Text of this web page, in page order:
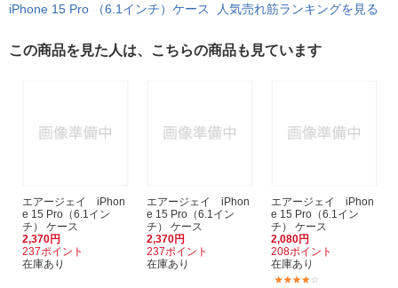
iPhone 15 Pro （6.1インチ）ケース 人気売れ筋ランキングを見る
この商品を見た人は、こちらの商品も見ています
エアージェイ iPhon
e 15 Pro（6.1イン
チ） ケース
2,370円
237ポイント
在庫あり
エアージェイ iPhon
e 15 Pro（6.1イン
チ） ケース
2,370円
237ポイント
在庫あり
エアージェイ iPhon
e 15 Pro（6.1イン
チ） ケース
2,080円
208ポイント
在庫あり